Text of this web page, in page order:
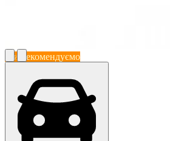
Ми рекомендуємо